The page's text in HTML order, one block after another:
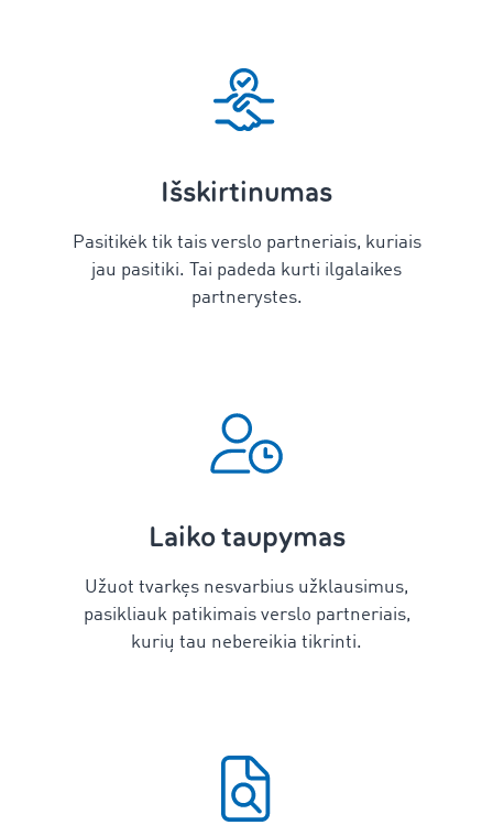
Išskirtinumas
Pasitikėk tik tais verslo partneriais, kuriais
jau pasitiki. Tai padeda kurti ilgalaikes
partnerystes.
Laiko taupymas
Užuot tvarkęs nesvarbius užklausimus,
pasikliauk patikimais verslo partneriais,
kurių tau nebereikia tikrinti.